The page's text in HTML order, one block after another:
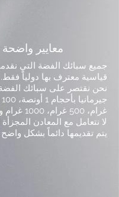
معايير واضحة
جميع سبائك الفضة التي
قياسية معترف بها دولياً فقط.
نحن نقتصر على سبائك
غرام، 500 غرام، 1000 غرام و 5 أونصة.
لا نتعامل مع المعادن
يتم تقديمها دائماً بشكل